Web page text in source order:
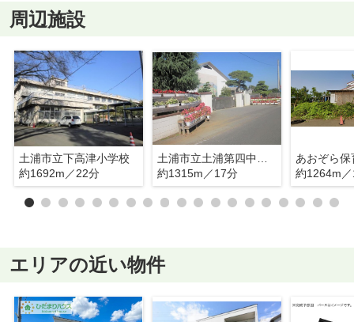
周辺施設
土浦市立下高津小学校
約1692m／22分
約1315m／17分
あおぞら保
約1264m
エリアの近い物件